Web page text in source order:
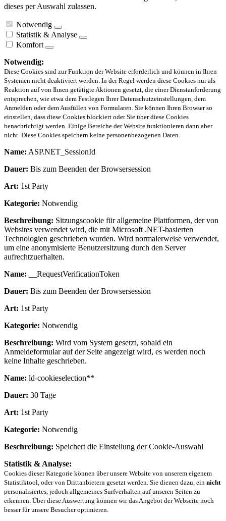
dieses per Auswahl zulassen.
Notwendig
Statistik & Analyse
Komfort
Notwendig:
Diese Cookies sind zur Funktion der Website erforderlich und können in Ihren
Systemen nicht deaktiviert werden. In der Regel werden diese Cookies nur als
Reaktion auf von Ihnen getätigte Aktionen gesetzt, die einer Dienstanforderung
entsprechen, wie etwa dem Festlegen Ihrer Datenschutzeinstellungen, dem
Anmelden oder dem Ausfüllen von Formularen. Sie können Ihren Browser so
einstellen, dass diese Cookies blockiert oder Sie über diese Cookies
benachrichtigt werden. Einige Bereiche der Website funktionieren dann aber
nicht. Diese Cookies speichern keine personenbezogenen Daten.
Name: ASP.NET_SessionId
Dauer: Bis zum Beenden der Browsersession
Art: 1st Party
Kategorie: Notwendig
Beschreibung: Sitzungscookie für allgemeine Plattformen, der von
Websites verwendet wird, die mit Microsoft .NET-basierten
Technologien geschrieben wurden. Wird normalerweise verwendet,
um eine anonymisierte Benutzersitzung durch den Server
aufrechtzuerhalten.
Name: __RequestVerificationToken
Dauer: Bis zum Beenden der Browsersession
Art: 1st Party
Kategorie: Notwendig
Beschreibung: Wird vom System gesetzt, sobald ein
Anmeldeformular auf der Seite angezeigt wird, es werden noch
keine Inhalte geschrieben.
Name: ld-cookieselection**
Dauer: 30 Tage
Art: 1st Party
Kategorie: Notwendig
Beschreibung: Speichert die Einstellung der Cookie-Auswahl
Statistik & Analyse:
Cookies dieser Kategorie können über unsere Website von unserem eigenem
Statistiktool, oder von Drittanbietern gesetzt werden. Sie dienen dazu, ein nicht
personalisiertes, jedoch allgemeines Surfverhalten auf unseren Seiten zu
erkennen. Über diese Auswertung können wir das Angebot der Webseite noch
besser für unsere Besucher optimieren.